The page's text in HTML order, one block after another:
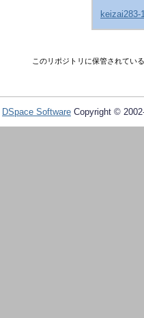
keizai283-
このリポジトリに保管されてい
DSpace Software Copyright ©